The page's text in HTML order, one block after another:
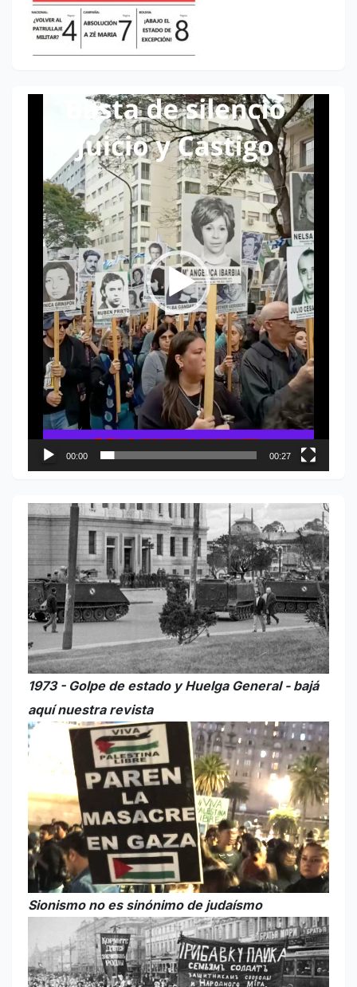
Reproductor
00:00 00:27
1973 - Golpe de estado y Huelga General - bajá
aquí nuestra revista
Sionismo no es sinónimo de judaísmo